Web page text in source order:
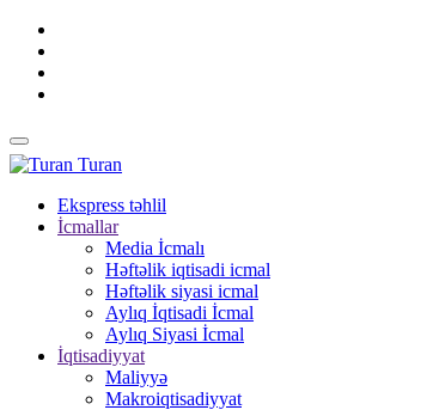
Turan
Ekspress təhlil
İcmallar
Media İcmalı
Həftəlik iqtisadi icmal
Həftəlik siyasi icmal
Aylıq İqtisadi İcmal
Aylıq Siyasi İcmal
İqtisadiyyat
Maliyyə
Makroiqtisadiyyat